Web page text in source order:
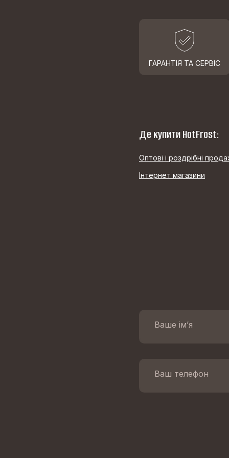
ГАРАНТІЯ ТА СЕРВІС
Де купити HotFrost:
Оптові і роздрібні
Інтернет магазини